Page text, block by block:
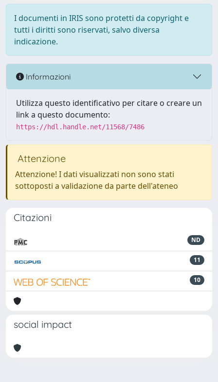
I documenti in IRIS sono protetti da copyright e
tutti i diritti sono riservati, salvo diversa
indicazione.
Informazioni
Utilizza questo identificativo per citare o creare un
link a questo documento:
https://hdl.handle.net/11568/7486
Attenzione
Attenzione! I dati visualizzati non sono stati
sottoposti a validazione da parte dell'ateneo
Citazioni
ND
11
10
social impact